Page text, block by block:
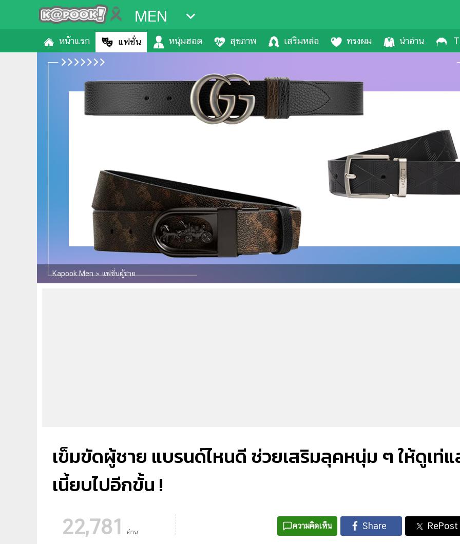
MEN
หน้าแรก แฟชั่น หนุ่มฮอต สุขภาพ เสริมหล่อ ทรงผม น่าอ่าน
Kapook Men>แฟชั่นผู้ชาย
เข็มขัดผู้ชาย แบรนด์ไหนดี ช่วยเสริมลุคหนุ่ม ๆ ให้ดูเท่แ
เนี้ยบไปอีกขั้น !
22,781 อ่าน
ความคิดเห็น